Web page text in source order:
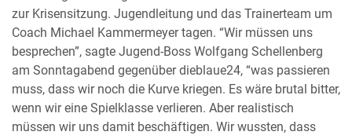
zur Krisensitzung. Jugendleitung und das Trainerteam um
Coach Michael Kammermeyer tagen. “Wir müssen uns
besprechen”, sagte Jugend-Boss Wolfgang Schellenberg
am Sonntagabend gegenüber dieblaue24, “was passieren
muss, dass wir noch die Kurve kriegen. Es wäre brutal bitter,
wenn wir eine Spielklasse verlieren. Aber realistisch
müssen wir uns damit beschäftigen. Wir wussten, dass